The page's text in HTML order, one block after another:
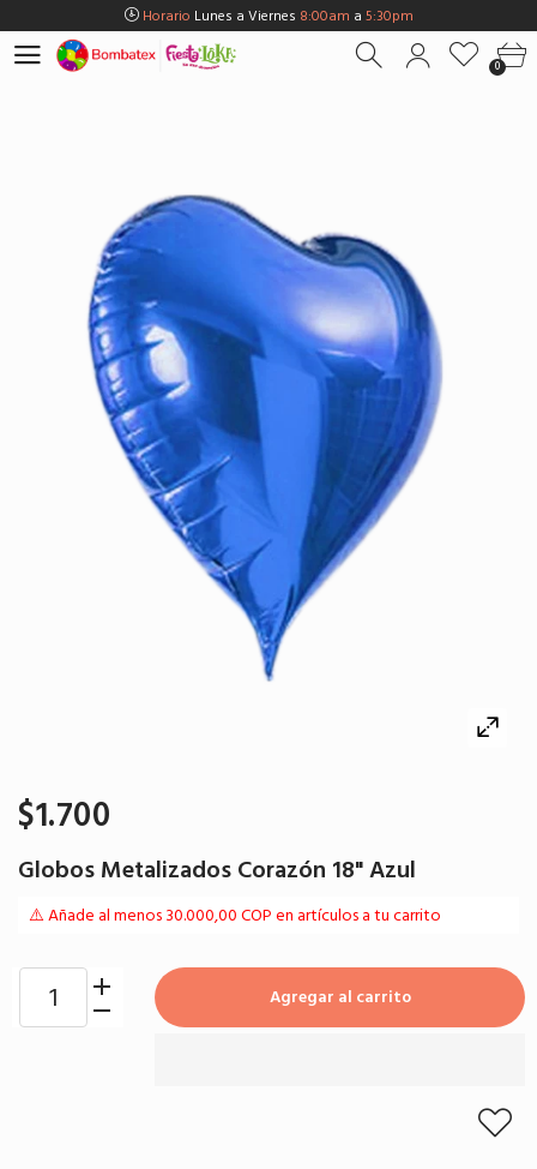
Horario Lunes a Viernes 8:00am a 5:30pm
HorarioSábados
5:00pm
HorarioDomingos y Fest.
0
$1.700
Globos Metalizados Corazón 18" Azul
⚠️ Añade al menos 30.000,00 COP en artículos a tu carrito
Agregar al carrito